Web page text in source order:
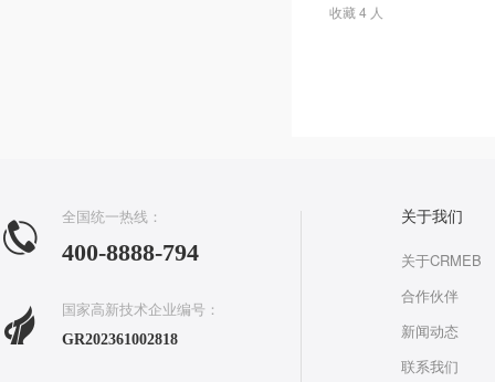
收藏 4 人
全国统一热线：
400-8888-794
国家高新技术企业编号：
GR202361002818
关于我们
关于CRMEB
合作伙伴
新闻动态
联系我们